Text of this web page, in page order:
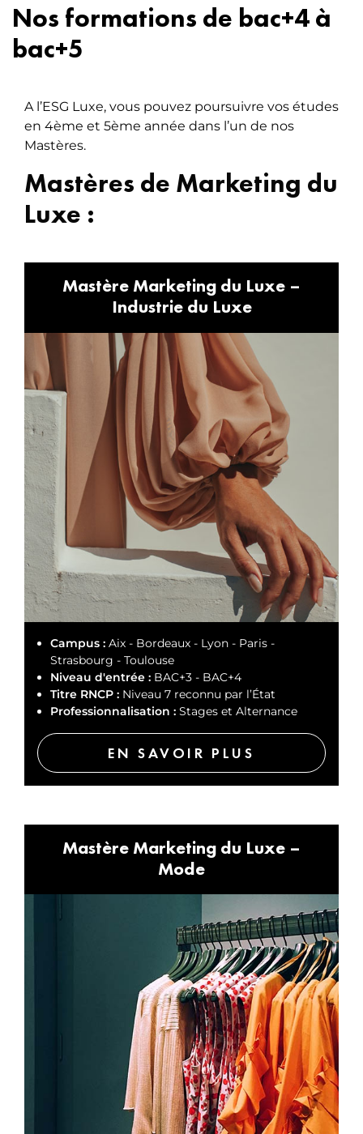
Nos formations de bac+4 à
bac+5
A l’ESG Luxe, vous pouvez poursuivre vos études
en 4ème et 5ème année dans l’un de nos
Mastères.
Mastères de Marketing du
Luxe :
Mastère Marketing du Luxe –
Industrie du Luxe
Campus : Aix - Bordeaux - Lyon - Paris -
Strasbourg - Toulouse
Niveau d'entrée : BAC+3 - BAC+4
Titre RNCP : Niveau 7 reconnu par l’État
Professionnalisation : Stages et Alternance
EN SAVOIR PLUS
Mastère Marketing du Luxe –
Mode